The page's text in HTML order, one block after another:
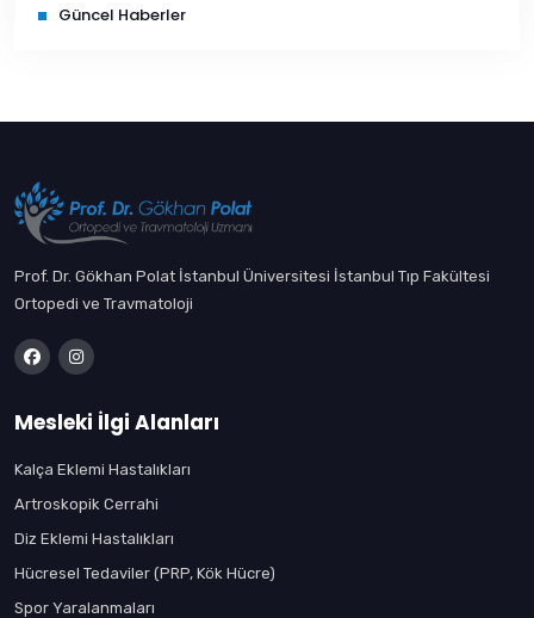
Güncel Haberler
Prof. Dr. Gökhan Polat İstanbul Üniversitesi İstanbul Tıp Fakültesi
Ortopedi ve Travmatoloji
Mesleki İlgi Alanları
Kalça Eklemi Hastalıkları
Artroskopik Cerrahi
Diz Eklemi Hastalıkları
Hücresel Tedaviler (PRP, Kök Hücre)
Spor Yaralanmaları